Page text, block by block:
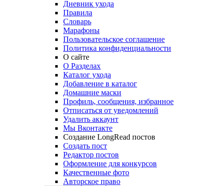
Дневник ухода
Правила
Словарь
Марафоны
Пользовательское соглашение
Политика конфиденциальности
О сайте
О Разделах
Каталог ухода
Добавление в каталог
Домашние маски
Профиль, сообщения, избранное
Отписаться от уведомлений
Удалить аккаунт
Мы Вконтакте
Создание LongRead постов
Создать пост
Редактор постов
Оформление для конкурсов
Качественные фото
Авторское право